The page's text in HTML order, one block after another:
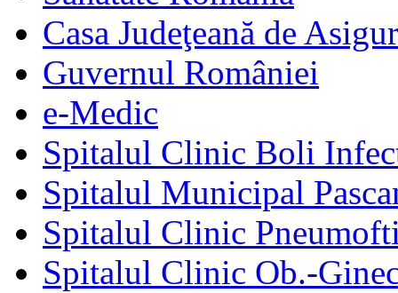
Casa Judeţeană de
Guvernul României
e-Medic
Spitalul Clinic Boli
Spitalul Municipal
Spitalul Clinic
Spitalul Clinic Ob.-